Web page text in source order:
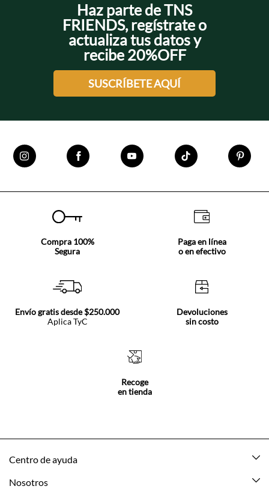
Haz parte de TNS
FRIENDS, regístrate o
actualiza tus datos y
recibe 20%OFF
SUSCRÍBETE AQUÍ
Compra 100%
Segura
Paga en línea
o en efectivo
Envío gratis desde $250.000
Aplica TyC
Devoluciones
sin costo
Recoge
en tienda
Centro de ayuda
Mis pedidos
Nosotros